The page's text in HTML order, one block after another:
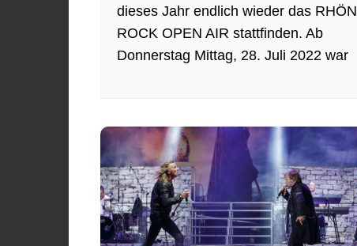
dieses Jahr endlich wieder das RHÖN
ROCK OPEN AIR stattfinden. Ab
Donnerstag Mittag, 28. Juli 2022 war